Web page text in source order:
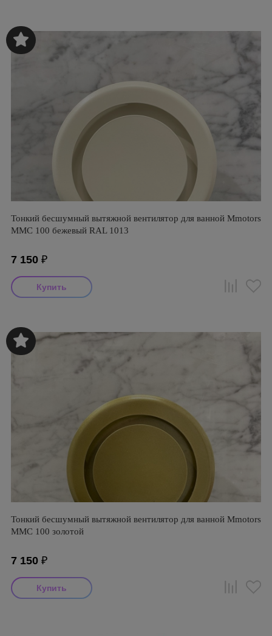
Тонкий бесшумный вытяжной вентилятор для ванной Mmotors
ММC 100 бежевый RAL 1013
7 150 ₽
Тонкий бесшумный вытяжной вентилятор для ванной Mmotors
ММC 100 золотой
7 150 ₽